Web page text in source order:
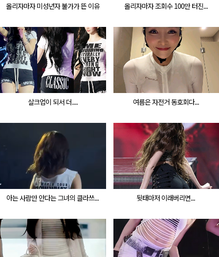
올리자마자 미성년자 불가가 뜬 이유 올리자마자 조회수 100만 터진...
살크업이 되서 더.... 여름은 자전거 동호회다...
아는 사람만 안다는 그녀의 클라쓰... 뒷태마저 이래버리면...